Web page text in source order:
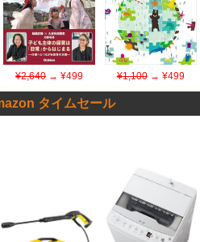
¥2,640 → ¥499 ¥1,100→ ¥499
タイムセール